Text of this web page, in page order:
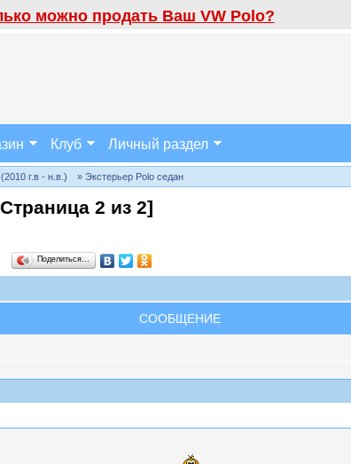
можно продать Ваш VW Polo?
Клуб Личный раздел
г.в - н.в.) » Экстерьер Polo седан
2 из 2]
Поделиться…
СООБЩЕНИЕ